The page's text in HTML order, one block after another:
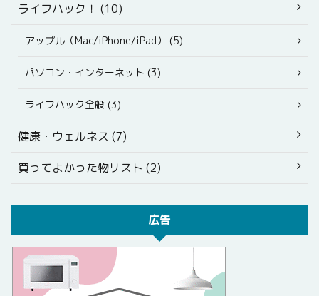
ライフハック！ (10)
アップル（Mac/iPhone/iPad） (5)
パソコン・インターネット (3)
ライフハック全般 (3)
健康・ウェルネス (7)
買ってよかった物リスト (2)
広告